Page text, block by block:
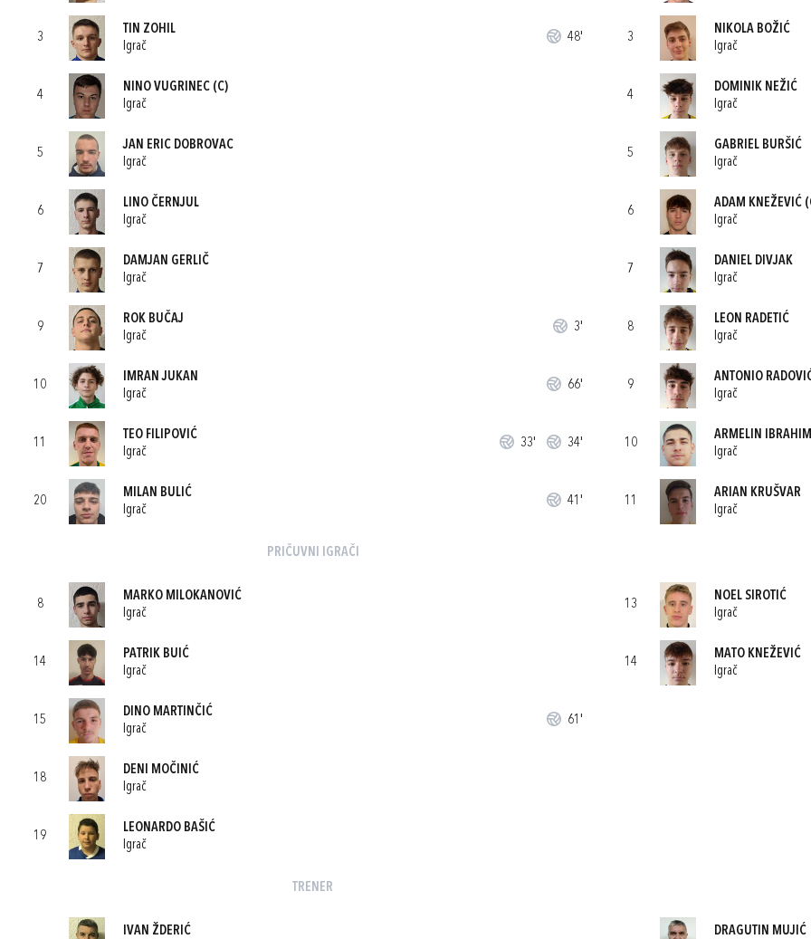
3
TIN ZOHIL
Igrač
48'
4
NINO VUGRINEC (C)
Igrač
5
JAN ERIC DOBROVAC
Igrač
6
LINO ČERNJUL
Igrač
7
DAMJAN GERLIČ
Igrač
9
ROK BUČAJ
Igrač
3'
10
IMRAN JUKAN
Igrač
66'
11
TEO FILIPOVIĆ
Igrač
33' 34'
20
MILAN BULIĆ
Igrač
41'
PRIČUVNI IGRAČI
8
MARKO MILOKANOVIĆ
Igrač
14
PATRIK BUIĆ
Igrač
15
DINO MARTINČIĆ
Igrač
61'
18
DENI MOČINIĆ
Igrač
19
LEONARDO BAŠIĆ
Igrač
TRENER
IVAN ŽDERIĆ
3
NIKOLA BOŽIĆ
Igrač
4
DOMINIK NEŽIĆ
Igrač
5
GABRIEL BURŠIĆ
Igrač
6
ADAM KNEŽEVIĆ
Igrač
7
DANIEL DIVJAK
Igrač
8
LEON RADETIĆ
Igrač
9
ANTONIO
Igrač
10
ARMELIN
Igrač
11
ARIAN KRUŠVAR
Igrač
13
NOEL SIROTIĆ
Igrač
14
MATO KNEŽEVIĆ
Igrač
DRAGUTIN MUJIĆ